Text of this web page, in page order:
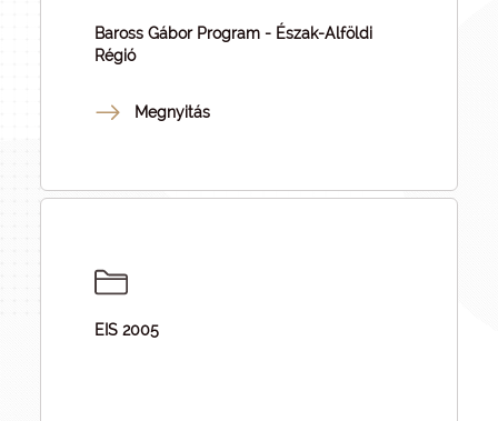
Baross Gábor Program - Észak-Alföldi
Régió
Megnyitás
EIS 2005